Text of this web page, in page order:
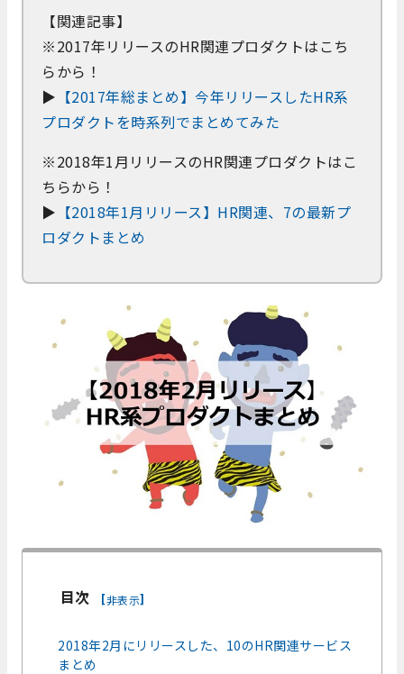
【関連記事】
※2017年リリースのHR関連プロダクトはこち
らから！
▶ 【2017年総まとめ】今年リリースしたHR系
プロダクトを時系列でまとめてみた
※2018年1月リリースのHR関連プロダクトはこ
ちらから！
▶ 【2018年1月リリース】HR関連、7の最新プ
ロダクトまとめ
目次 [非表示]
2018年2月にリリースした、10のHR関連サービス
まとめ